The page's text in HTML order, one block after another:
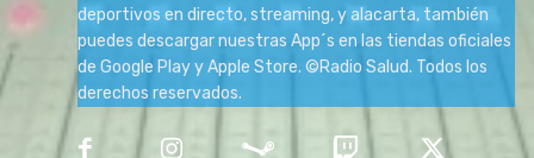
deportivos en directo, streaming, y alacarta, también
puedes descargar nuestras App´s en las tiendas oficiales
de Google Play y Apple Store. ©Radio Salud. Todos los
derechos reservados.